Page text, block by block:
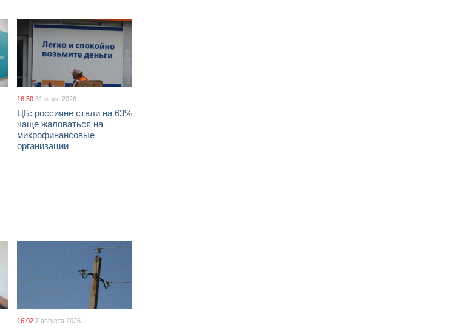
16:50 31 июля 2026
ЦБ: россияне стали на 63%
чаще жаловаться на
микрофинансовые
организации
16:02 7 августа 2026